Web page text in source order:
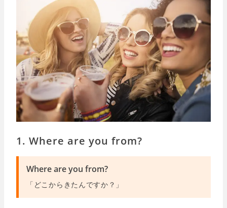
1. Where are you from?
Where are you from?
「どこからきたんですか？」